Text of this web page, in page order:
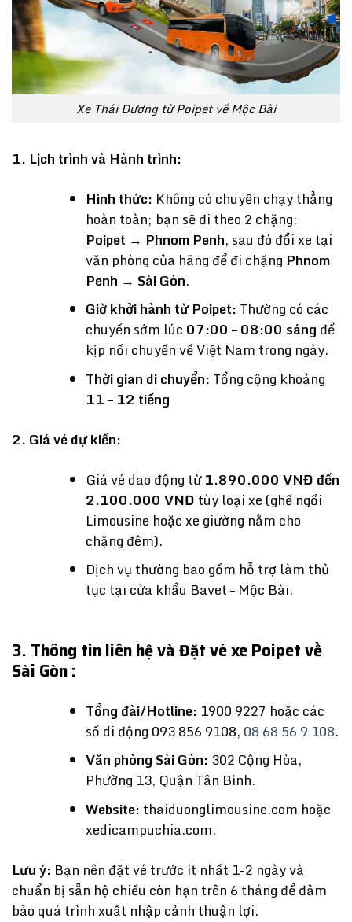
Xe Thái Dương từ Poipet về Mộc Bài
1. Lịch trình và Hành trình:
Hình thức: Không có chuyến chạy thẳng
hoàn toàn; bạn sẽ đi theo 2 chặng:
Poipet → Phnom Penh, sau đó đổi xe tại
văn phòng của hãng để đi chặng Phnom
Penh → Sài Gòn.
Giờ khởi hành từ Poipet: Thường có các
chuyến sớm lúc 07:00 – 08:00 sáng để
kịp nối chuyến về Việt Nam trong ngày.
Thời gian di chuyển: Tổng cộng khoảng
11 – 12 tiếng
2. Giá vé dự kiến:
Giá vé dao động từ1.890.000 VNĐ đến
2.100.000 VNĐ tùy loại xe (ghế ngồi
Limousine hoặc xe giường nằm cho
chặng đêm).
Dịch vụ thường bao gồm hỗ trợ làm thủ
tục tại cửa khẩu Bavet – Mộc Bài.
3. Thông tin liên hệ và Đặt vé xe Poipet về
Sài Gòn :
Tổng đài/Hotline: 1900 9227 hoặc các
số di động 093 856 9108, 08 68 56 9 108.
Văn phòng Sài Gòn: 302 Cộng Hòa,
Phường 13, Quận Tân Bình.
Website: thaiduonglimousine.com hoặc
xedicampuchia.com.
Lưu ý: Bạn nên đặt vé trước ít nhất 1-2 ngày và
chuẩn bị sẵn hộ chiếu còn hạn trên 6 tháng để đảm
bảo quá trình xuất nhập cảnh thuận lợi.